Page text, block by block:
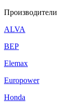
Производители
ALVA
BEP
Elemax
Europower
Honda